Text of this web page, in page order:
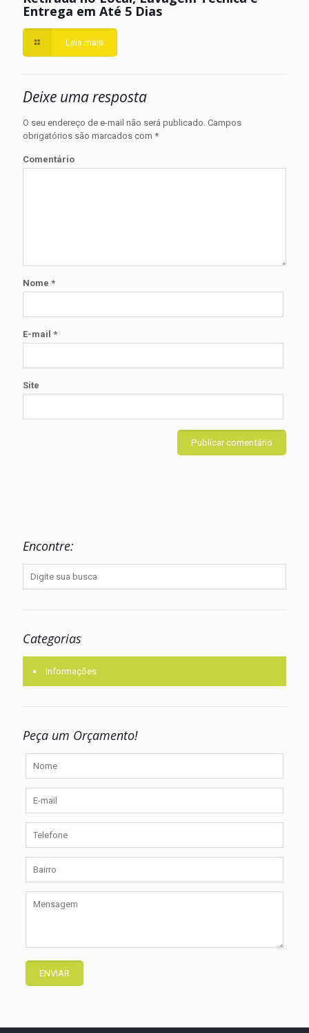
Entrega em Até 5 Dias
Leia mais
Deixe uma resposta
O seu endereço de e-mail não será publicado. Campos
obrigatórios são marcados com *
Comentário
Nome *
E-mail *
Site
Encontre:
Categorias
Informações
Peça um Orçamento!